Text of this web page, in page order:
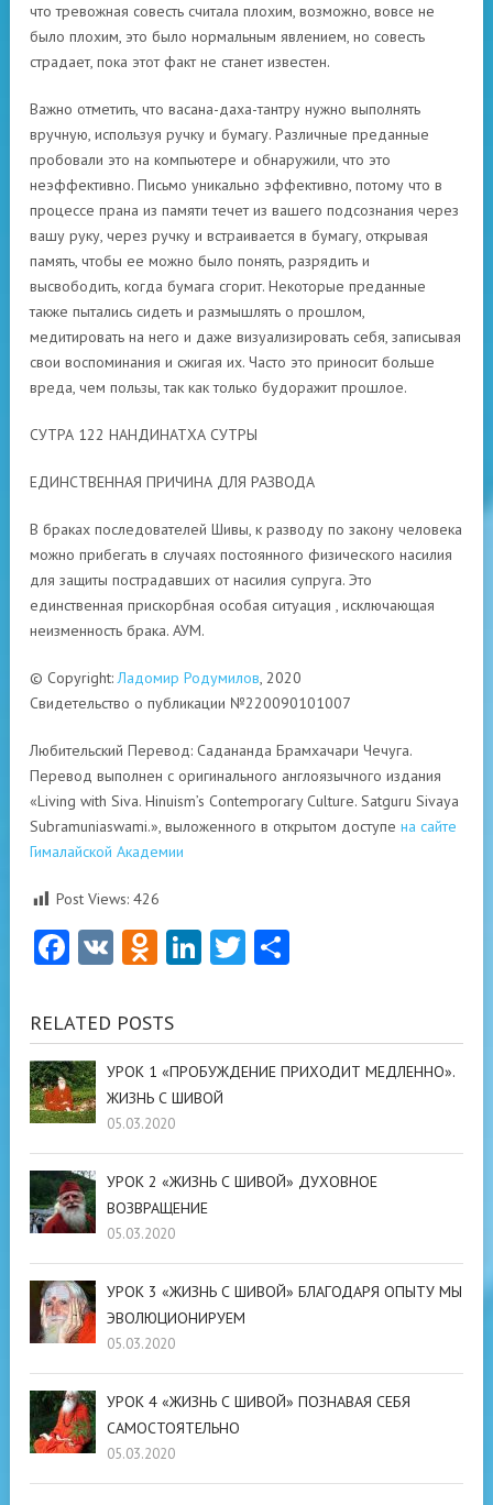
что тревожная совесть считала плохим, возможно, вовсе не
было плохим, это было нормальным явлением, но совесть
страдает, пока этот факт не станет известен.
Важно отметить, что васана-даха-тантру нужно выполнять
вручную, используя ручку и бумагу. Различные преданные
пробовали это на компьютере и обнаружили, что это
неэффективно. Письмо уникально эффективно, потому что в
процессе прана из памяти течет из вашего подсознания через
вашу руку, через ручку и встраивается в бумагу, открывая
память, чтобы ее можно было понять, разрядить и
высвободить, когда бумага сгорит. Некоторые преданные
также пытались сидеть и размышлять о прошлом,
медитировать на него и даже визуализировать себя, записывая
свои воспоминания и сжигая их. Часто это приносит больше
вреда, чем пользы, так как только будоражит прошлое.
СУТРА 122 НАНДИНАТХА СУТРЫ
ЕДИНСТВЕННАЯ ПРИЧИНА ДЛЯ РАЗВОДА
В браках последователей Шивы, к разводу по закону человека
можно прибегать в случаях постоянного физического насилия
для защиты пострадавших от насилия супруга. Это
единственная прискорбная особая ситуация , исключающая
неизменность брака. АУМ.
© Copyright:Ладомир Родумилов, 2020
Свидетельство о публикации №220090101007
Любительский Перевод: Садананда Брамхачари Чечуга.
Перевод выполнен с оригинального англоязычного издания
«Living with Siva. Hinuism’s Contemporary Culture. Satguru Sivaya
Subramuniaswami.», выложенного в открытом доступе на сайте
Гималайской Академии
Post Views: 426
Facebook
VK Odnoklassniki
LinkedIn
Twitter
RELATED POSTS
УРОК 1 «ПРОБУЖДЕНИЕ ПРИХОДИТ МЕДЛЕННО».
ЖИЗНЬ С ШИВОЙ
05.03.2020
УРОК 2 «ЖИЗНЬ С ШИВОЙ» ДУХОВНОЕ
ВОЗВРАЩЕНИЕ
05.03.2020
УРОК 3 «ЖИЗНЬ С ШИВОЙ» БЛАГОДАРЯ ОПЫТУ МЫ
ЭВОЛЮЦИОНИРУЕМ
05.03.2020
УРОК 4 «ЖИЗНЬ С ШИВОЙ» ПОЗНАВАЯ СЕБЯ
САМОСТОЯТЕЛЬНО
05.03.2020